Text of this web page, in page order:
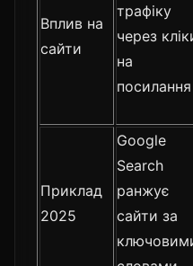
Вплив на
сайти
трафіку
через
на
посилання
Приклад
2025
Google
Search
ранжує
сайти за